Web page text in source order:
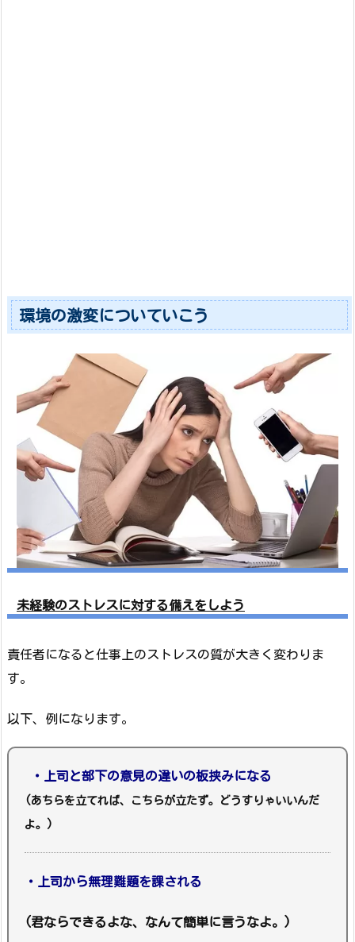
環境の激変についていこう
未経験のストレスに対する備えをしよう
責任者になると仕事上のストレスの質が大きく変わりま
す。
以下、例になります。
・上司と部下の意見の違いの板挟みになる
(あちらを立てれば、こちらが立たず。どうすりゃいいんだ
よ。)
・上司から無理難題を課される
(君ならできるよな、なんて簡単に言うなよ。)